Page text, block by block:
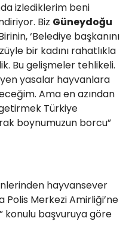
izlediklerim beni
Biz Güneydoğu
‘Belediye başkanını
bir kadını rahatlıkla
Bu gelişmeler tehlikeli.
yasalar hayvanlara
Ama en azından
getirmek Türkiye
boynumuzun borcu”
hayvansever
Polis Merkezi Amirliği’ne
konulu başvuruya göre